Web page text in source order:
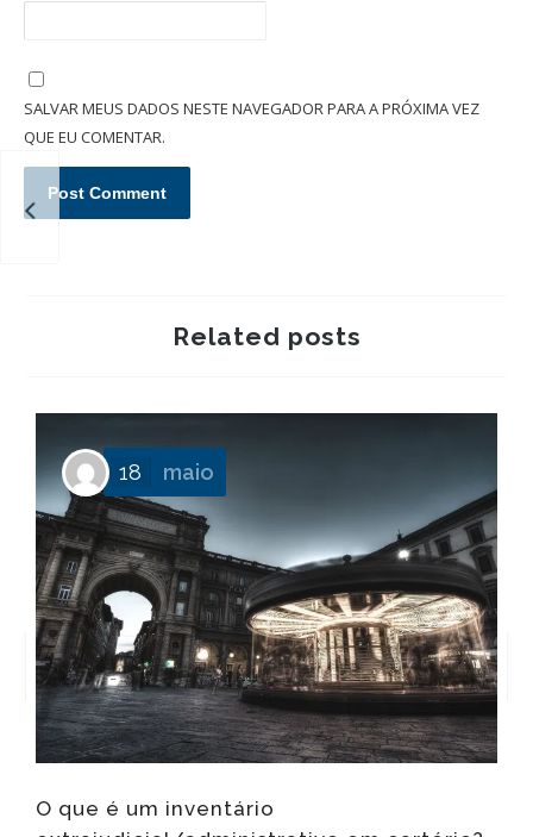
SALVAR MEUS DADOS NESTE NAVEGADOR PARA A PRÓXIMA VEZ
QUE EU COMENTAR.
Related posts
O que é um inventário
18 maio